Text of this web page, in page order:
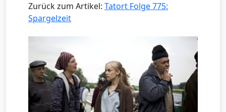
Zurück zum Artikel: Tatort Folge 775:
Spargelzeit